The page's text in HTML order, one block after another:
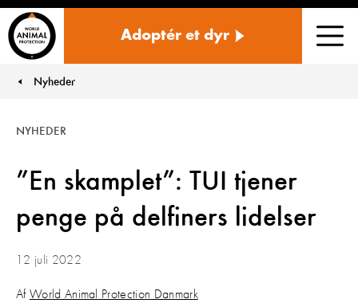
Adoptér et dyr
You are here:
Nyheder
”En skamplet”: TUI tjener
penge på delfiners lidelser
NYHEDER
12 juli 2022
Af World Animal Protection Danmark